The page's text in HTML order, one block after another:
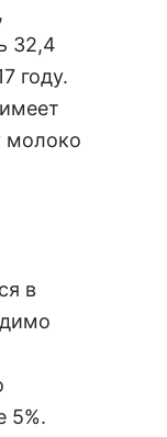
32,4
году.
молоко
в
5%.